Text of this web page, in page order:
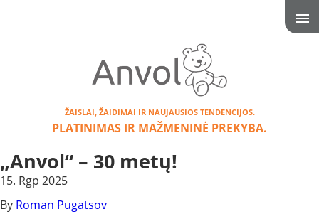
ŽAISLAI, ŽAIDIMAI IR NAUJAUSIOS TENDENCIJOS.
PLATINIMAS IR MAŽMENINĖ PREKYBA.
„Anvol“ – 30 metų!
15. Rgp 2025
By Roman Pugatsov